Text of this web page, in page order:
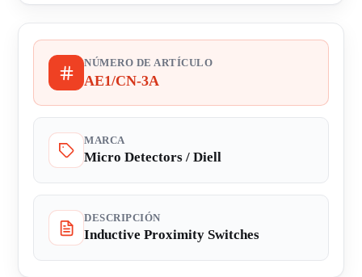
NÚMERO DE ARTÍCULO
AE1/CN-3A
MARCA
Micro Detectors / Diell
DESCRIPCIÓN
Inductive Proximity Switches